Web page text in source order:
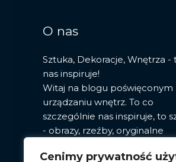
Cenimy prywatność
O nas
Sztuka, Dekoracje, Wnętrza -
nas inspiruje!
Witaj na blogu poświęconym
urządzaniu wnętrz. To co
szczególnie nas inspiruje, to
- obrazy, rzeźby, oryginalne
przegląd najnowszych